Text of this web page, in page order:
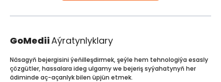
GoMediiAýratynlyklary
Näsagyň bejergisini ýeňilleşdirmek, şeýle hem tehnologiýa esasly
çözgütler, hassalara ideg ulgamy we bejeriş syýahatynyň her
ädiminde aç-açanlyk bilen üpjün etmek.